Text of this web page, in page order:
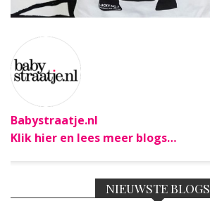
Babystraatje.nl
Klik hier en lees meer blogs…
NIEUWSTE BLOGS